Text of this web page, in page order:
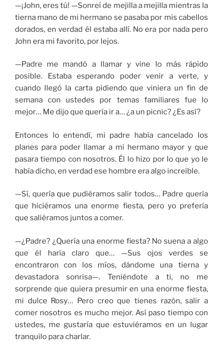
—¡John, eres tú! —Sonreí de mejilla a mejilla mientras la
tierna mano de mi hermano se pasaba por mis cabellos
dorados, en verdad él estaba allí. No era por nada pero
John era mi favorito, por lejos.
—Padre me mandó a llamar y vine lo más rápido
posible. Estaba esperando poder venir a verte, y
cuando llegó la carta pidiendo que viniera un fin de
semana con ustedes por temas familiares fue lo
mejor… Me dijo que quería ir a… ¿a un picnic? ¿Es así?
Entonces lo entendí, mi padre había cancelado los
planes para poder llamar a mi hermano mayor y que
pasara tiempo con nosotros. Él lo hizo por lo que yo le
había dicho, en verdad ese hombre era algo increíble.
—Sí, quería que pudiéramos salir todos… Padre quería
que hiciéramos una enorme fiesta, pero yo prefería
que saliéramos juntos a comer.
—¿Padre? ¿Quería una enorme fiesta? No suena a algo
que él haría claro que… —Sus ojos verdes se
encontraron con los míos, dándome una tierna y
devastadora sonrisa—. Teniéndote a ti, no me
sorprende que quiera presumir en una enorme fiesta,
mi dulce Rosy… Pero creo que tienes razón, salir a
comer nosotros es mucho mejor. Así paso tiempo con
ustedes, me gustaría que estuviéramos en un lugar
tranquilo para charlar.